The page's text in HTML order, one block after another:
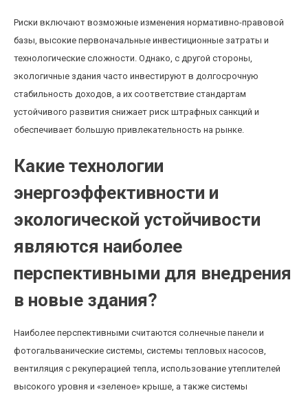
Риски включают возможные изменения нормативно-правовой
базы, высокие первоначальные инвестиционные затраты и
технологические сложности. Однако, с другой стороны,
экологичные здания часто инвестируют в долгосрочную
стабильность доходов, а их соответствие стандартам
устойчивого развития снижает риск штрафных санкций и
обеспечивает большую привлекательность на рынке.
Какие технологии
энергоэффективности и
экологической устойчивости
являются наиболее
перспективными для внедрения
в новые здания?
Наиболее перспективными считаются солнечные панели и
фотогальванические системы, системы тепловых насосов,
вентиляция с рекуперацией тепла, использование утеплителей
высокого уровня и «зеленое» крыше, а также системы